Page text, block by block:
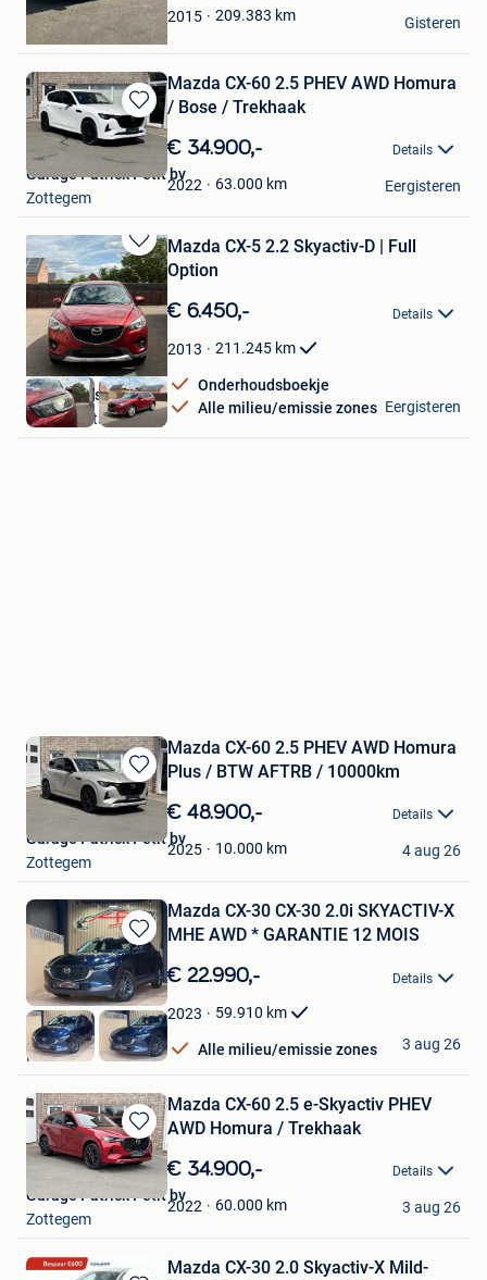
2015 209.383 km
Rafaël Nulens
Nieuwerkerken
Gisteren
Bewaren
in
Mijn
Favorieten
Mazda CX-60 2.5 PHEV AWD Homura
/ Bose / Trekhaak
€ 34.900,- Details
2022 63.000 km
Garage Patrick Petit bv
Zottegem
Eergisteren
Bewaren
in
Mijn
Favorieten
Mazda CX-5 2.2 Skyactiv-D | Full
Option
€ 6.450,- Details
2013 211.245 km
Onderhoudsboekje
Alle milieu/emissie zones
Karim Cars bv
Herk-De-Stad
Eergisteren
Bewaren
in
Favorieten
Mazda CX-60 2.5 PHEV AWD Homura
Plus / BTW AFTRB / 10000km
€ 48.900,- Details
2025 10.000 km
Garage Patrick Petit bv
Zottegem
4 aug 26
Bewaren
in
Mijn
Favorieten
Mazda CX-30 CX-30 2.0i SKYACTIV-X
MHE AWD * GARANTIE 12 MOIS
€ 22.990,- Details
2023 59.910 km
Alle milieu/emissie zones
A.B Cars
Herstal
3 aug 26
Bewaren
in
Mijn
Favorieten
Mazda CX-60 2.5 e-Skyactiv PHEV
AWD Homura / Trekhaak
€ 34.900,- Details
2022 60.000 km
Garage Patrick Petit bv
Zottegem
3 aug 26
Mazda CX-30 2.0 Skyactiv-X Mild-